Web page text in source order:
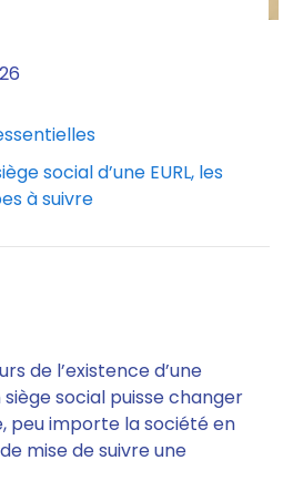
social d’une EURL, les
à suivre
de l’existence d’une
siège social puisse changer
peu importe la société en
mise de suivre une